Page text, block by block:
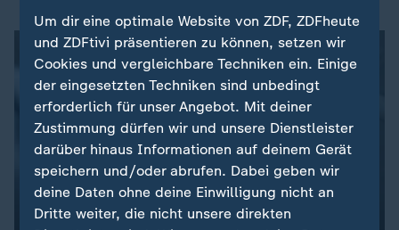
Um dir eine optimale Website von ZDF, ZDFheute
und ZDFtivi präsentieren zu können, setzen wir
Cookies und vergleichbare Techniken ein. Einige
der eingesetzten Techniken sind unbedingt
erforderlich für unser Angebot. Mit deiner
Zustimmung dürfen wir und unsere Dienstleister
darüber hinaus Informationen auf deinem Gerät
speichern und/oder abrufen. Dabei geben wir
deine Daten ohne deine Einwilligung nicht an
Dritte weiter, die nicht unsere direkten